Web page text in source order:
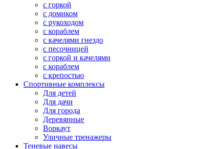
с горкой
с домиком
с рукоходом
с кораблем
с качелями гнездо
с песочницей
с горкой и качелями
с кораблем
с крепостью
Спортивные комплексы
Для детей
Для дачи
Для города
Деревянные
Воркаут
Уличные тренажеры
Теневые навесы